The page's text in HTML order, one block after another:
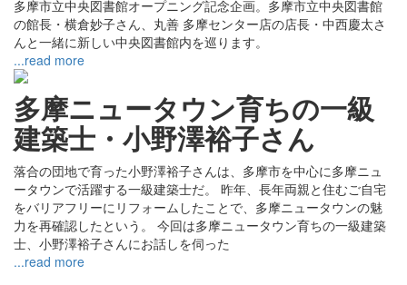
多摩市立中央図書館オープニング記念企画。多摩市立中央図書館
の館長・横倉妙子さん、丸善 多摩センター店の店長・中西慶太さ
んと一緒に新しい中央図書館内を巡ります。
...read more
多摩ニュータウン育ちの一級
建築士・小野澤裕子さん
落合の団地で育った小野澤裕子さんは、多摩市を中心に多摩ニュ
ータウンで活躍する一級建築士だ。 昨年、長年両親と住むご自宅
をバリアフリーにリフォームしたことで、多摩ニュータウンの魅
力を再確認したという。 今回は多摩ニュータウン育ちの一級建築
士、小野澤裕子さんにお話しを伺った
...read more